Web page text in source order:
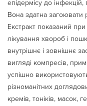
епідермісу до
Вона здатна загоювати
Екстракт показаний
лікування хвороб і
внутрішнє і зовнішнє
вигляді компресів,
успішно
різноманітних
кремів, тоніків, масок,